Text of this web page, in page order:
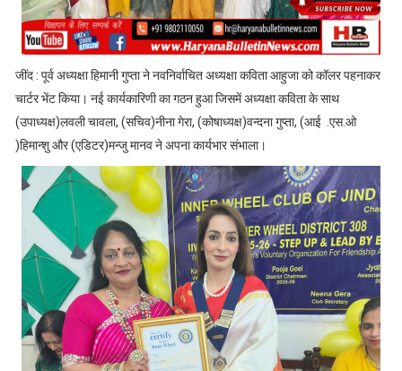
जींद : पूर्व अध्यक्षा हिमानी गुप्ता ने नवनिर्वाचित अध्यक्षा कविता आहुजा को कॉलर पहनाकर
चार्टर भेंट किया। नई कार्यकारिणी का गठन हुआ जिसमें अध्यक्षा कविता के साथ
(उपाध्यक्ष)लवली चावला, (सचिव)नीना गेरा, (कोषाध्यक्ष)वन्दना गुप्ता, (आई .एस.ओ
)हिमान्शु और (एडिटर)मन्जु मानव ने अपना कार्यभार संभाला।